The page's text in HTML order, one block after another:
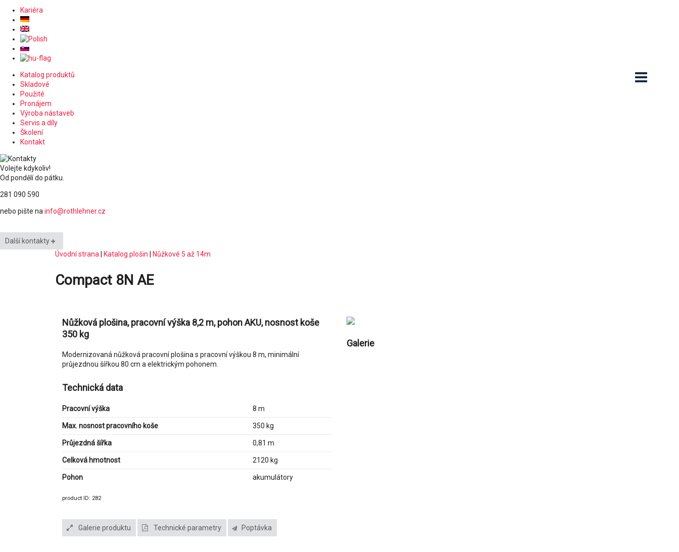
Kariéra
Katalog produktů
Skladové
Použité
Pronájem
Výroba nástaveb
Servis a díly
Školení
Kontakt
Volejte kdykoliv!
Od pondělí do pátku.
281 090 590
nebo pište na info@rothlehner.cz
Další kontakty
Úvodní strana
Katalog plošin Nůžkové 5 až 14m
Compact 8N AE
Nůžková plošina, pracovní výška 8,2 m, pohon AKU, nosnost koše
350 kg
Modernizovaná nůžková pracovní plošina s pracovní výškou 8 m, minimální
průjezdnou šířkou 80 cm a elektrickým pohonem.
Technická data
Pracovní výška 8 m
Max. nosnost pracovního koše 350 kg
Průjezdná šířka 0,81 m
Celková hmotnost 2120 kg
Pohon akumulátory
product ID: 282
Galerie produktu Technické parametry Poptávka
Galerie